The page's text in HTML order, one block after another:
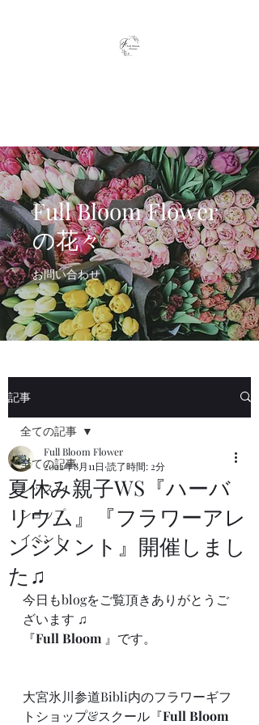
Full Bloom Flower
の花々
お問い合わせ
記事
全ての記事
レッスン
ショップ
イベント
全ての記事
夏休み親子WS『ハーバ
リウム』『フラワーアレ
ンジメント』開催しまし
た♫
Full Bloom Flower
2022年8月11日 読了時間: 2分
今日もblogをご覧頂きありがとうご
ざいます ♫
『Full Bloom 』です。
大宮氷川参道Bibli内のフラワーギフ
トショップ&スクール『Full Bloom